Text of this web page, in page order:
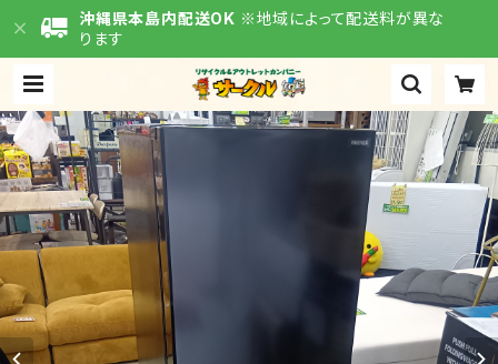
沖縄県本島内配送OK ※地域によって配送料が異な
ります